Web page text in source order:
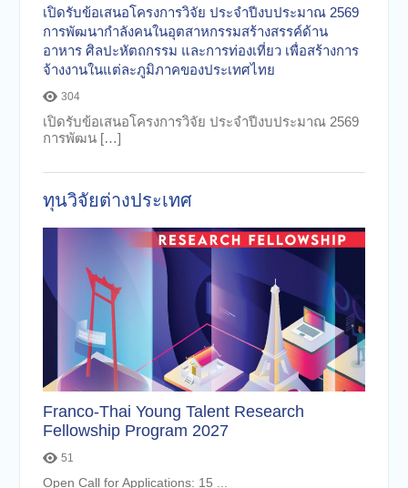
เปิดรับข้อเสนอโครงการวิจัย ประจำปีงบประมาณ 2569
การพัฒนากำลังคนในอุตสาหกรรมสร้างสรรค์ด้าน
อาหาร ศิลปะหัตถกรรม และการท่องเที่ยว เพื่อสร้างการ
จ้างงานในแต่ละภูมิภาคของประเทศไทย
304
เปิดรับข้อเสนอโครงการวิจัย ประจำปีงบประมาณ 2569
การพัฒน […]
ทุนวิจัยต่างประเทศ
Franco-Thai Young Talent Research
Fellowship Program 2027
51
Open Call for Applications: 15 ...